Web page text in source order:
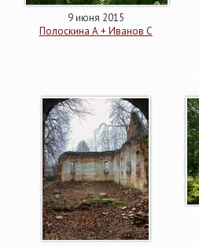
9 июня 2015
Полоскина А + Иванов С